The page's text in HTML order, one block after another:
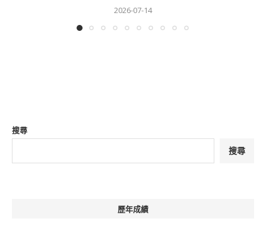
2026-07-14
搜尋
搜尋
歷年成績